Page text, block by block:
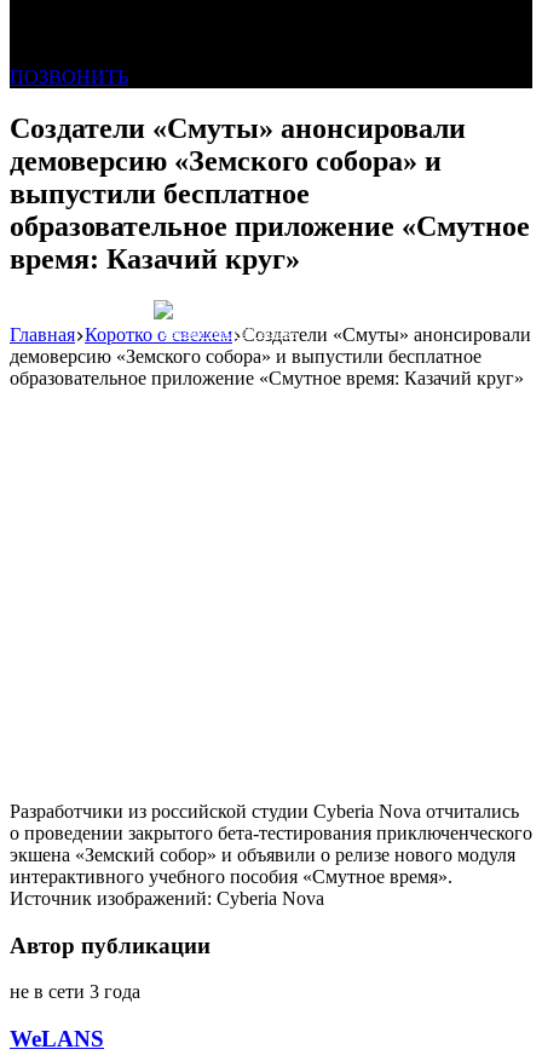
ПОЗВОНИТЬ
Создатели «Смуты» анонсировали
демоверсию «Земского собора» и
выпустили бесплатное
образовательное приложение «Смутное
время: Казачий круг»
Реклама: WeLANS облако
Главная Коротко о свежем Создатели «Смуты» анонсировали
демоверсию «Земского собора» и выпустили бесплатное
образовательное приложение «Смутное время: Казачий круг»
Разработчики из российской студии Cyberia Nova отчитались
о проведении закрытого бета-тестирования приключенческого
экшена «Земский собор» и объявили о релизе нового модуля
интерактивного учебного пособия «Смутное время».
Источник изображений: Cyberia Nova
Автор публикации
не в сети 3 года
WeLANS